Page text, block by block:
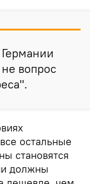
вопрос
остальные
становятся
должны